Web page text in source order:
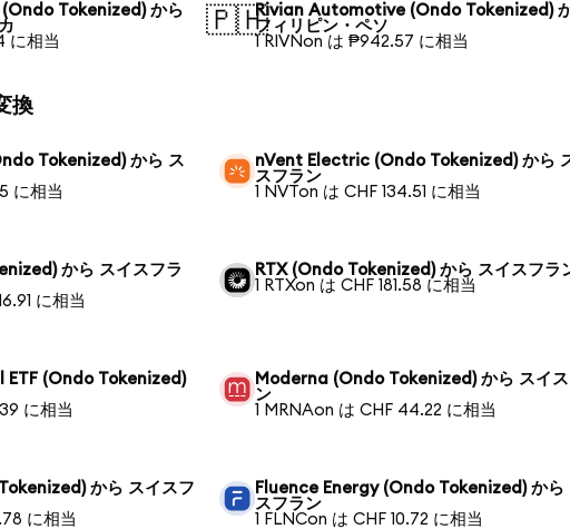
Tokenized) から
に相当
🇵🇭Rivian Automotive (Ondo Tokenized)
フィリピン・ペソ
1 RIVNon は ₱942.57 に相当
換
Tokenized) から ス
に相当
nVent Electric (Ondo Tokenized) から
スフラン
1 NVTon は CHF 134.51 に相当
から スイスフラ
に相当
RTX (Ondo Tokenized) から スイスフラ
1 RTXon は CHF 181.58 に相当
ETF (Ondo Tokenized)
に相当
Moderna (Ondo Tokenized) から スイス
ン
1 MRNAon は CHF 44.22 に相当
から スイスフ
に相当
Fluence Energy (Ondo Tokenized) から
スフラン
1 FLNCon は CHF 10.72 に相当